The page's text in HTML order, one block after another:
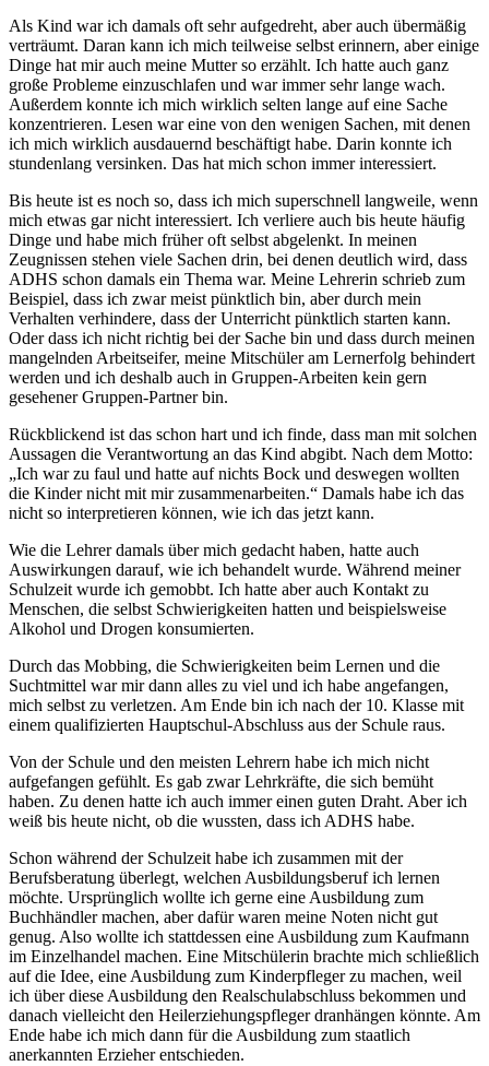
Als Kind war ich damals oft sehr aufgedreht, aber auch übermäßig
verträumt. Daran kann ich mich teilweise selbst erinnern, aber einige
Dinge hat mir auch meine Mutter so erzählt. Ich hatte auch ganz
große Probleme einzuschlafen und war immer sehr lange wach.
Außerdem konnte ich mich wirklich selten lange auf eine Sache
konzentrieren. Lesen war eine von den wenigen Sachen, mit denen
ich mich wirklich ausdauernd beschäftigt habe. Darin konnte ich
stundenlang versinken. Das hat mich schon immer interessiert.
Bis heute ist es noch so, dass ich mich superschnell langweile, wenn
mich etwas gar nicht interessiert. Ich verliere auch bis heute häufig
Dinge und habe mich früher oft selbst abgelenkt. In meinen
Zeugnissen stehen viele Sachen drin, bei denen deutlich wird, dass
ADHS schon damals ein Thema war. Meine Lehrerin schrieb zum
Beispiel, dass ich zwar meist pünktlich bin, aber durch mein
Verhalten verhindere, dass der Unterricht pünktlich starten kann.
Oder dass ich nicht richtig bei der Sache bin und dass durch meinen
mangelnden Arbeitseifer, meine Mitschüler am Lernerfolg behindert
werden und ich deshalb auch in Gruppen-Arbeiten kein gern
gesehener Gruppen-Partner bin.
Rückblickend ist das schon hart und ich finde, dass man mit solchen
Aussagen die Verantwortung an das Kind abgibt. Nach dem Motto:
„Ich war zu faul und hatte auf nichts Bock und deswegen wollten
die Kinder nicht mit mir zusammenarbeiten.“ Damals habe ich das
nicht so interpretieren können, wie ich das jetzt kann.
Wie die Lehrer damals über mich gedacht haben, hatte auch
Auswirkungen darauf, wie ich behandelt wurde. Während meiner
Schulzeit wurde ich gemobbt. Ich hatte aber auch Kontakt zu
Menschen, die selbst Schwierigkeiten hatten und beispielsweise
Alkohol und Drogen konsumierten.
Durch das Mobbing, die Schwierigkeiten beim Lernen und die
Suchtmittel war mir dann alles zu viel und ich habe angefangen,
mich selbst zu verletzen. Am Ende bin ich nach der 10. Klasse mit
einem qualifizierten Hauptschul-Abschluss aus der Schule raus.
Von der Schule und den meisten Lehrern habe ich mich nicht
aufgefangen gefühlt. Es gab zwar Lehrkräfte, die sich bemüht
haben. Zu denen hatte ich auch immer einen guten Draht. Aber ich
weiß bis heute nicht, ob die wussten, dass ich ADHS habe.
Schon während der Schulzeit habe ich zusammen mit der
Berufsberatung überlegt, welchen Ausbildungsberuf ich lernen
möchte. Ursprünglich wollte ich gerne eine Ausbildung zum
Buchhändler machen, aber dafür waren meine Noten nicht gut
genug. Also wollte ich stattdessen eine Ausbildung zum Kaufmann
im Einzelhandel machen. Eine Mitschülerin brachte mich schließlich
auf die Idee, eine Ausbildung zum Kinderpfleger zu machen, weil
ich über diese Ausbildung den Realschulabschluss bekommen und
danach vielleicht den Heilerziehungspfleger dranhängen könnte. Am
Ende habe ich mich dann für die Ausbildung zum staatlich
anerkannten Erzieher entschieden.